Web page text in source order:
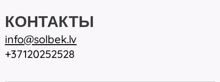
КОНТАКТЫ
info@solbek.lv
+37120252528